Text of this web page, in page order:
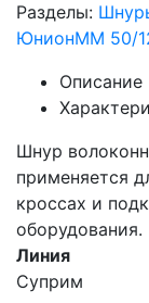
Разделы:
ЮнионMM 50/
Описание
Шнур
применяется
кроссах и
оборудования.
Линия
Суприм